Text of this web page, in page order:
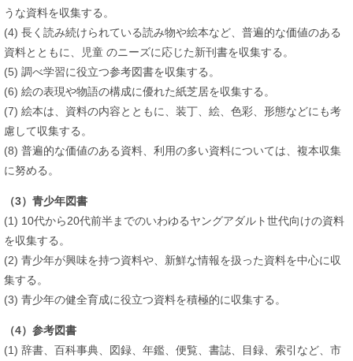
うな資料を収集する。
(4) 長く読み続けられている読み物や絵本など、普遍的な価値のある
資料とともに、児童 のニーズに応じた新刊書を収集する。
(5) 調べ学習に役立つ参考図書を収集する。
(6) 絵の表現や物語の構成に優れた紙芝居を収集する。
(7) 絵本は、資料の内容とともに、装丁、絵、色彩、形態などにも考
慮して収集する。
(8) 普遍的な価値のある資料、利用の多い資料については、複本収集
に努める。
（3）青少年図書
(1) 10代から20代前半までのいわゆるヤングアダルト世代向けの資料
を収集する。
(2) 青少年が興味を持つ資料や、新鮮な情報を扱った資料を中心に収
集する。
(3) 青少年の健全育成に役立つ資料を積極的に収集する。
（4）参考図書
(1) 辞書、百科事典、図録、年鑑、便覧、書誌、目録、索引など、市